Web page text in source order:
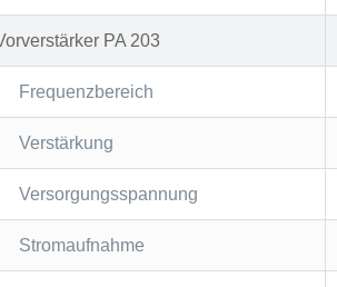
PA 203
Frequenzbereich
Verstärkung
Versorgungsspannung
Stromaufnahme